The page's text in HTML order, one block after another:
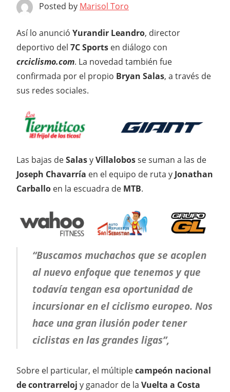
Posted by Marisol Toro
Así lo anunció Yurandir Leandro, director
deportivo del 7C Sports en diálogo con
crciclismo.com. La novedad también fue
confirmada por el propio Bryan Salas, a través de
sus redes sociales.
Las bajas deSalasyVillalobosse suman a las de
Joseph Chavarría en el equipo de ruta y Jonathan
Carballo en la escuadra de MTB.
“Buscamos muchachos que se acoplen
al nuevo enfoque que tenemos y que
todavía tengan esa oportunidad de
incursionar en el ciclismo europeo. Nos
hace una gran ilusión poder tener
ciclistas en las grandes ligas”,
Sobre el particular, el múltiplecampeón nacional
de contrarreloj y ganador de la Vuelta a Costa